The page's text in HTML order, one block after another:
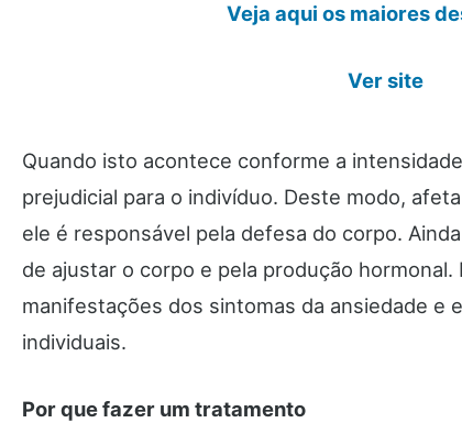
Veja aqui os maiores
Ver site
Quando isto acontece conforme a
prejudicial para o indivíduo. Deste modo,
ele é responsável pela defesa do corpo.
de ajustar o corpo e pela produção hormonal.
manifestações dos sintomas da ansiedade e
individuais.
Por que fazer um tratamento